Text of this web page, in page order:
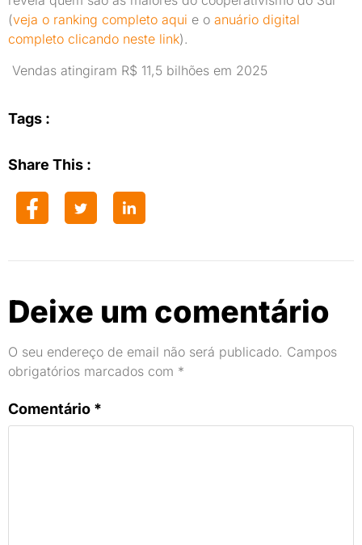
(veja o ranking completo aqui e o anuário digital
completo clicando neste link).
Vendas atingiram R$ 11,5 bilhões em 2025
Tags :
Share This :
Deixe um comentário
O seu endereço de email não será publicado. Campos
obrigatórios marcados com *
Comentário *